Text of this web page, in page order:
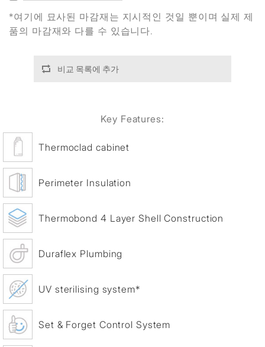
*여기에 묘사된 마감재는 지시적인 것일 뿐이며 실제 제
품의 마감재와 다를 수 있습니다.
비교 목록에 추가
Key Features:
Thermoclad cabinet
Perimeter Insulation
Thermobond 4 Layer Shell Construction
Duraflex Plumbing
UV sterilising system*
Set & Forget Control System